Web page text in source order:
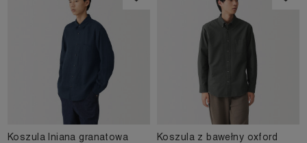
Koszula lniana granatowa
Koszula z bawełny oxford